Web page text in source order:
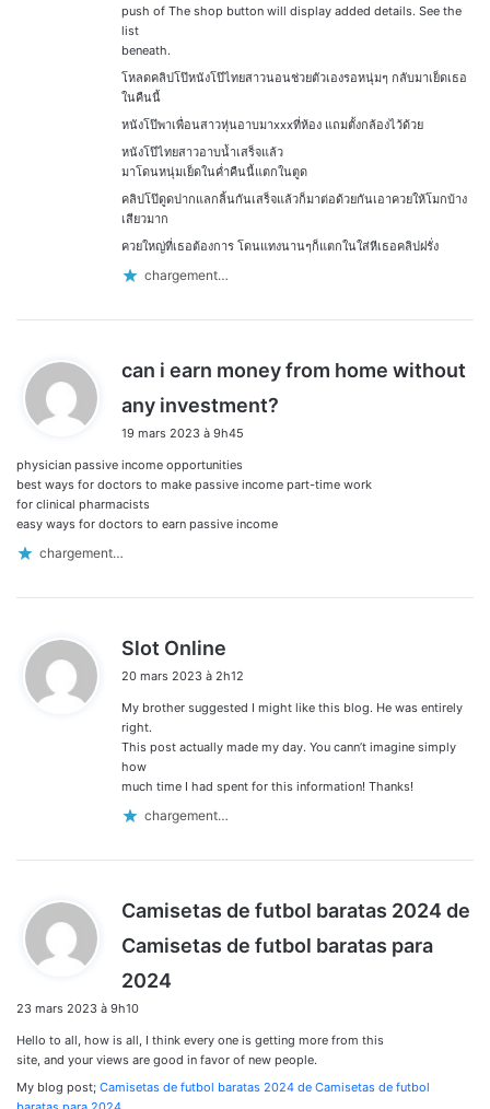
push of The shop button will display added details. See the
list
beneath.
โหลดคลิปโป๊หนังโป๊ไทยสาวนอนช่วยตัวเองรอหนุ่มๆ กลับมาเย็ดเธอ
ในคืนนี้
หนังโป๊พาเพื่อนสาวหุ่นอาบมาxxxที่ห้อง แถมตั้งกล้องไว้ด้วย
หนังโป๊ไทยสาวอาบน้ำเสร็จแล้ว
มาโดนหนุ่มเย็ดในค่ำคืนนี้แตกในตูด
คลิปโป๊ดูดปากแลกลิ้นกันเสร็จแล้วก็มาต่อด้วยกันเอาควยให้โมกบ้าง
เสียวมาก
ควยใหญ่ที่เธอต้องการ โดนแทงนานๆก็แตกในใส่หีเธอคลิปฝรั่ง
chargement…
can i earn money from home without
any investment?
:
19 mars 2023 à 9h45
physician passive income opportunities
best ways for doctors to make passive income part-time work
for clinical pharmacists
easy ways for doctors to earn passive income
chargement…
Slot Online
t
20 mars 2023 à 2h12
My brother suggested I might like this blog. He was entirely
right.
This post actually made my day. You cann’t imagine simply
how
much time I had spent for this information! Thanks!
chargement…
Camisetas de futbol baratas 2024 de
Camisetas de futbol baratas para
2024
:
23 mars 2023 à 9h10
Hello to all, how is all, I think every one is getting more from this
site, and your views are good in favor of new people.
My blog post; Camisetas de futbol baratas 2024 de Camisetas de futbol